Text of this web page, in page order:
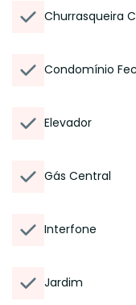
Churrasqueira
Condomínio
Elevador
Gás Central
Interfone
Jardim